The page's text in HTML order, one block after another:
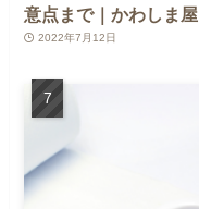
意点まで｜かわしま屋
2022年7月12日